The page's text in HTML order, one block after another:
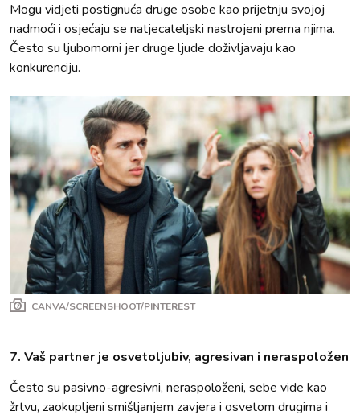
Mogu vidjeti postignuća druge osobe kao prijetnju svojoj
nadmoći i osjećaju se natjecateljski nastrojeni prema njima.
Često su ljubomorni jer druge ljude doživljavaju kao
konkurenciju.
CANVA/SCREENSHOOT/PINTEREST
7. Vaš partner je osvetoljubiv, agresivan i neraspoložen
Često su pasivno-agresivni, neraspoloženi, sebe vide kao
žrtvu, zaokupljeni smišljanjem zavjera i osvetom drugima i